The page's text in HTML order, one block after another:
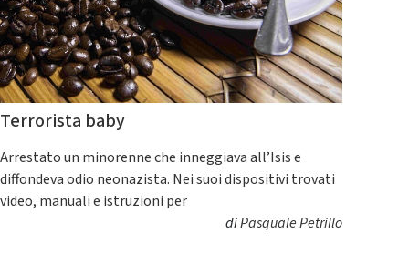
Terrorista baby
Arrestato un minorenne che inneggiava all’Isis e
diffondeva odio neonazista. Nei suoi dispositivi trovati
video, manuali e istruzioni per
diPasquale Petrillo